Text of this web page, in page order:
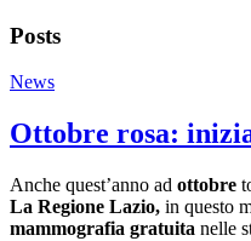
Posts
News
Ottobre rosa:
Anche quest’anno ad ottobre
La Regione Lazio, in questo
mammografia gratuita nelle